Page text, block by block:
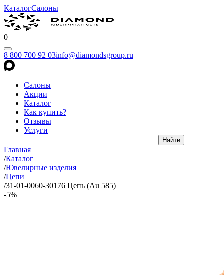
КаталогСалоны
0
8 800 700 92 03info@diamondsgroup.ru
Салоны
Акции
Каталог
Как купить?
Отзывы
Услуги
Главная
/Каталог
/Ювелирные изделия
/Цепи
/31-01-0060-30176 Цепь (Au 585)
-5%